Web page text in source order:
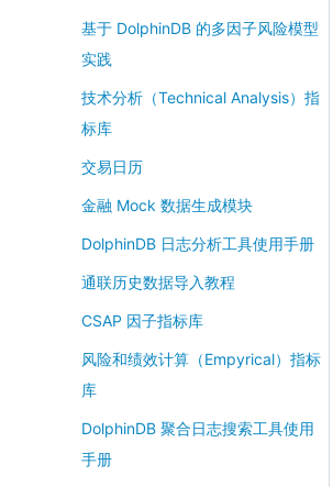
基于 DolphinDB 的多因子风险模型
实践
技术分析（Technical Analysis）指
标库
交易日历
金融 Mock 数据生成模块
DolphinDB 日志分析工具使用手册
通联历史数据导入教程
CSAP 因子指标库
风险和绩效计算（Empyrical）指标
库
DolphinDB 聚合日志搜索工具使用
手册